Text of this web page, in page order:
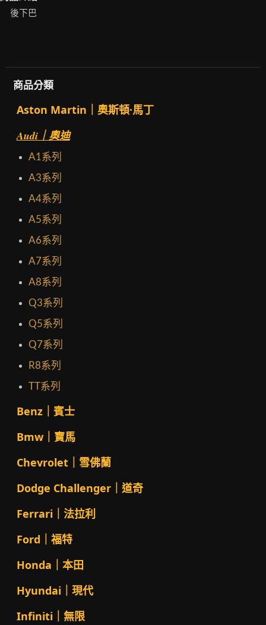
後下巴
商品分類
Aston Martin｜奧斯頓·馬丁
Audi｜奧迪
A1系列
A3系列
A4系列
A5系列
A6系列
A7系列
A8系列
Q3系列
Q5系列
Q7系列
R8系列
TT系列
Benz｜賓士
Bmw｜寶馬
Chevrolet｜雪佛蘭
Dodge Challenger｜道奇
Ferrari｜法拉利
Ford｜福特
Honda｜本田
Hyundai｜現代
Infiniti｜無限